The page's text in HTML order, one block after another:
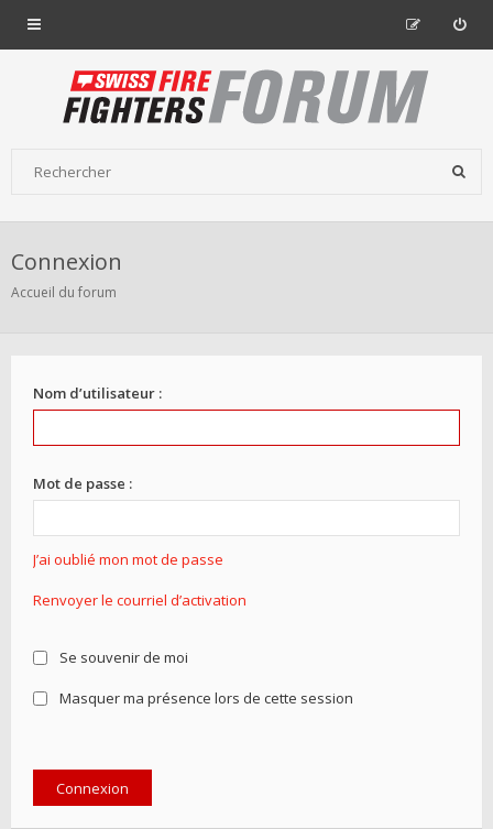
Connexion
Accueil du forum
Nom d’utilisateur :
Mot de passe :
J’ai oublié mon mot de passe
Renvoyer le courriel d’activation
Se souvenir de moi
Masquer ma présence lors de cette session